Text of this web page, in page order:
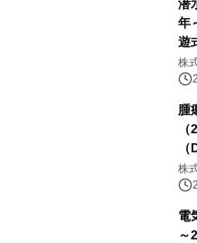
潜
年
遊
株
腫
オ
ー
査
株
電
～